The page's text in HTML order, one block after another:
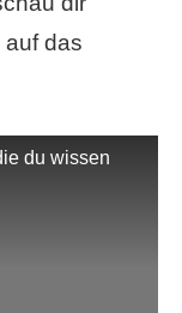
auf das
du wissen